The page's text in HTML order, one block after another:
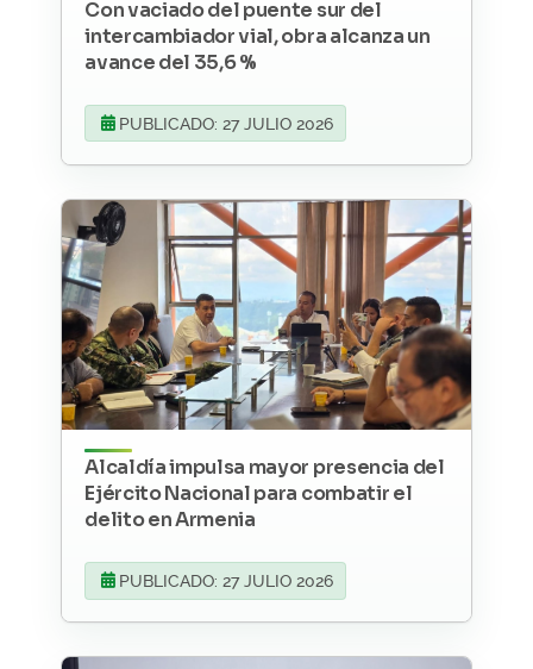
Con vaciado del puente sur del
intercambiador vial, obra alcanza un
avance del 35,6 %
PUBLICADO: 27 JULIO 2026
Alcaldía impulsa mayor presencia del
Ejército Nacional para combatir el
delito en Armenia
PUBLICADO: 27 JULIO 2026